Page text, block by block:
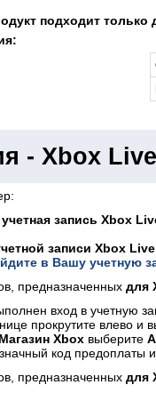
подходит только
- Xbox Live
запись Xbox
записи Xbox Live
в Вашу учетную
предназначенных для
вход в учетную
прокрутите влево и
Магазин Xboxвыберите
код предоплаты
предназначенных для